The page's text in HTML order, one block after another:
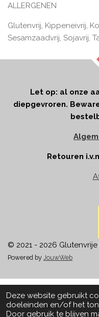
Deze website gebruikt
doeleinden en/of het
Door gebruik te blijven
ALLERGENEN
Glutenvrij, Kippeneivrij,
Sesamzaadvrij, Sojavrij,
Let op: al onze
diepgevroren.
Retouren
© 2021 - 2026 Glutenvrije
Powered by JouwWeb